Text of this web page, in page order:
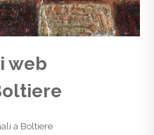
web
a Boltiere